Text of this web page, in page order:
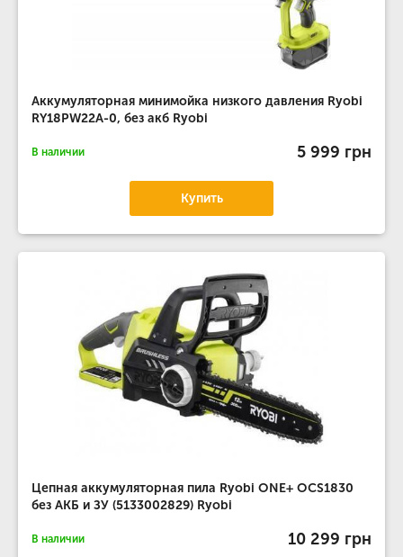
Аккумуляторная минимойка низкого давления Ryobi
RY18PW22A-0, без акб Ryobi
В наличии 5 999 грн
Купить
Цепная аккумуляторная пила Ryobi ONE+ OCS1830
без АКБ и ЗУ (5133002829) Ryobi
В наличии 10 299 грн